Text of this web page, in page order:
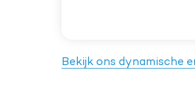
Bekijk ons dynamische